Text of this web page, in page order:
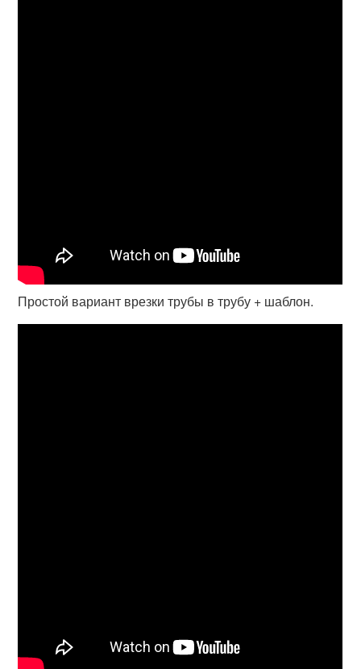
Простой вариант врезки трубы в трубу + шаблон.